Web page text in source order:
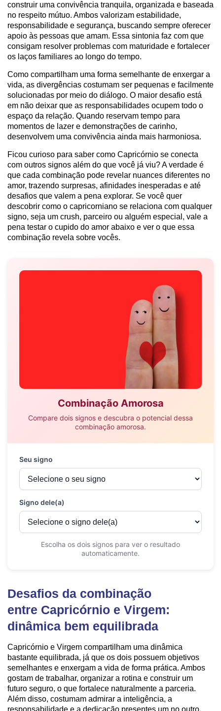
construir uma convivência tranquila, organizada e baseada
no respeito mútuo. Ambos valorizam estabilidade,
responsabilidade e segurança, buscando sempre oferecer
apoio às pessoas que amam. Essa sintonia faz com que
consigam resolver problemas com maturidade e fortalecer
os laços familiares ao longo do tempo.
Como compartilham uma forma semelhante de enxergar a
vida, as divergências costumam ser pequenas e facilmente
solucionadas por meio do diálogo. O maior desafio está
em não deixar que as responsabilidades ocupem todo o
espaço da relação. Quando reservam tempo para
momentos de lazer e demonstrações de carinho,
desenvolvem uma convivência ainda mais harmoniosa.
Ficou curioso para saber como Capricórnio se conecta
com outros signos além do que você já viu? A verdade é
que cada combinação pode revelar nuances diferentes no
amor, trazendo surpresas, afinidades inesperadas e até
desafios que valem a pena explorar. Se você quer
descobrir como o capricorniano se relaciona com qualquer
signo, seja um crush, parceiro ou alguém especial, vale a
pena testar o cupido do amor abaixo e ver o que essa
combinação revela sobre vocês.
Desafios da combinação
entre Capricórnio e Virgem:
dinâmica bem equilibrada
Capricórnio e Virgem compartilham uma dinâmica
bastante equilibrada, já que os dois possuem objetivos
semelhantes e enxergam a vida de forma prática. Ambos
gostam de trabalhar, organizar a rotina e construir um
futuro seguro, o que fortalece naturalmente a parceria.
Além disso, costumam admirar a inteligência, a
responsabilidade e a dedicação presentes um no outro.